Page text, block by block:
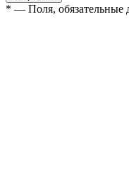
* — Поля, обязательные